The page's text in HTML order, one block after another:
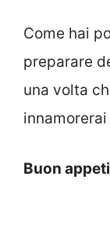
Come hai
preparare
una volta
Buon